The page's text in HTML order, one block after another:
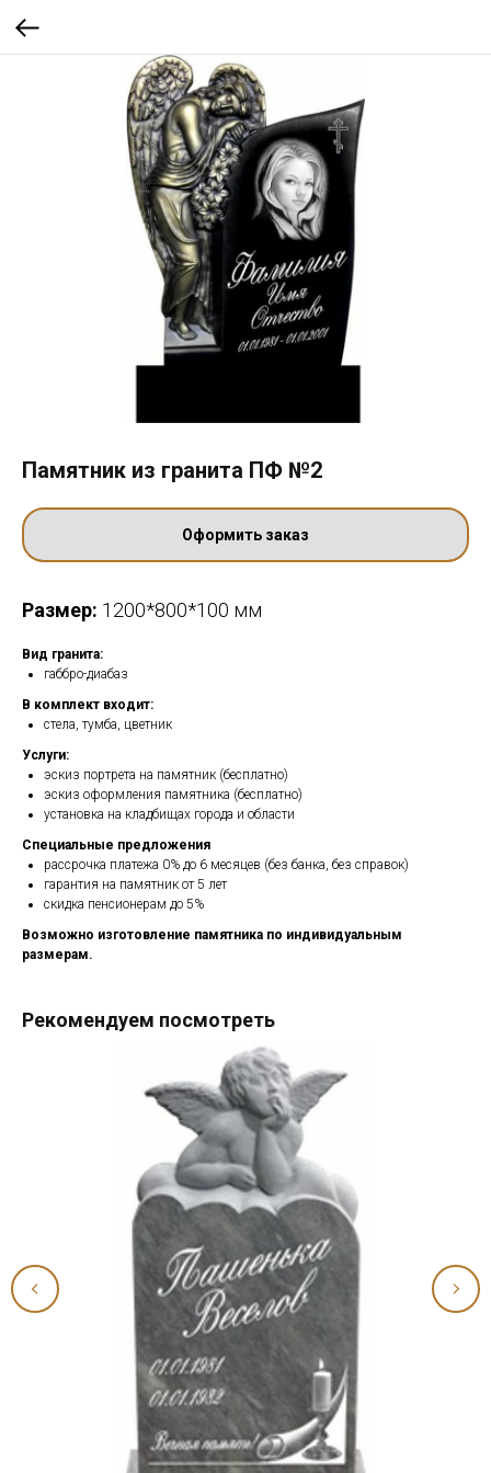
Памятник из гранита ПФ №2
Оформить заказ
Размер: 1200*800*100 мм
Вид гранита:
габбро-диабаз
В комплект входит:
стела, тумба, цветник
Услуги:
эскиз портрета на памятник (бесплатно)
эскиз оформления памятника (бесплатно)
установка на кладбищах города и области
Специальные предложения
рассрочка платежа 0% до 6 месяцев (без банка, без справок)
гарантия на памятник от 5 лет
скидка пенсионерам до 5%
Возможно изготовление памятника по индивидуальным
размерам.
Рекомендуем посмотреть